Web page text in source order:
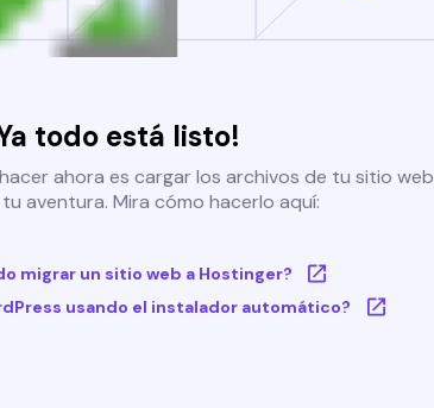
todo está listo!
ahora es cargar los archivos de tu sitio web
aventura. Mira cómo hacerlo aquí:
migrar un sitio web a Hostinger?
usando el instalador automático?